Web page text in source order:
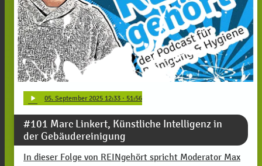
play_arrow 05. September 2025 12:33 · 51:56
#101 Marc Linkert, Künstliche Intelligenz in
der Gebäudereinigung
In dieser Folge von REINgehört spricht Moderator Max